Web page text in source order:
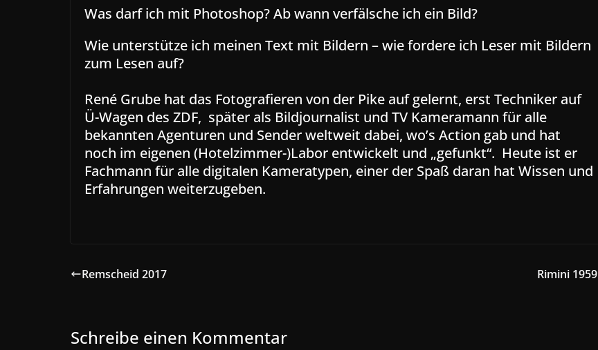
Was darf ich mit Photoshop? Ab wann verfälsche ich ein Bild?
Wie unterstütze ich meinen Text mit Bildern – wie fordere ich Leser mit Bildern
zum Lesen auf?
René Grube hat das Fotografieren von der Pike auf gelernt, erst Techniker auf
Ü-Wagen des ZDF, später als Bildjournalist und TV Kameramann für alle
bekannten Agenturen und Sender weltweit dabei, wo’s Action gab und hat
noch im eigenen (Hotelzimmer-)Labor entwickelt und „gefunkt“. Heute ist er
Fachmann für alle digitalen Kameratypen, einer der Spaß daran hat Wissen und
Erfahrungen weiterzugeben.
Remscheid 2017 Rimini 1959
Schreibe einen Kommentar